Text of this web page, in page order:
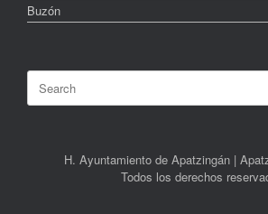
Buzón
Search
for:
H. Ayuntamiento de Apatzingán |
Todos los derechos